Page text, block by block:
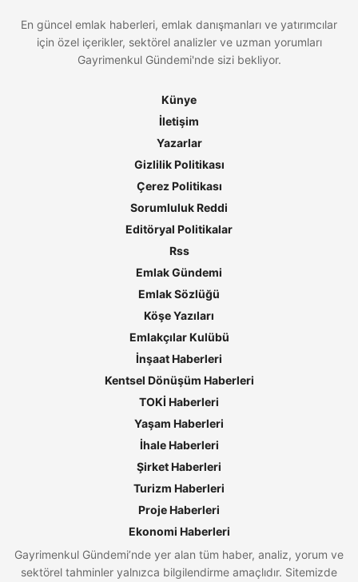
En güncel emlak haberleri, emlak danışmanları ve yatırımcılar
için özel içerikler, sektörel analizler ve uzman yorumları
Gayrimenkul Gündemi'nde sizi bekliyor.
Künye
İletişim
Yazarlar
Gizlilik Politikası
Çerez Politikası
Sorumluluk Reddi
Editöryal Politikalar
Rss
Emlak Gündemi
Emlak Sözlüğü
Köşe Yazıları
Emlakçılar Kulübü
İnşaat Haberleri
Kentsel Dönüşüm Haberleri
TOKİ Haberleri
Yaşam Haberleri
İhale Haberleri
Şirket Haberleri
Turizm Haberleri
Proje Haberleri
Ekonomi Haberleri
Gayrimenkul Gündemi’nde yer alan tüm haber, analiz, yorum ve
sektörel tahminler yalnızca bilgilendirme amaçlıdır. Sitemizde